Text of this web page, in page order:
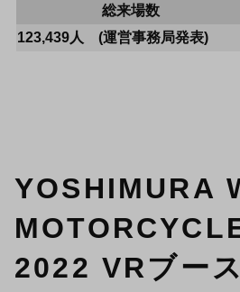
総来場数
123,439人 (運営事務局発表)
YOSHIMURA
2022 VRブース